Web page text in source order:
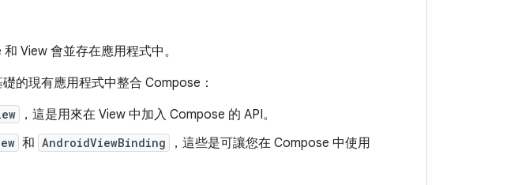
View 會並存在應用程式中。
的現有應用程式中整合 Compose：
，這是用來在 View 中加入 Compose 的 API。
和 AndroidViewBinding
，這些是可讓您在 Compose 中使用